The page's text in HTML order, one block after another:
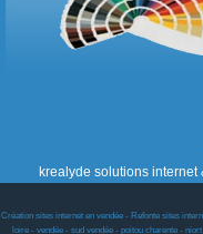
krealyde solutions
Création sites internet en vendée - Refonte sites
loire - vendée - sud vendée - poitou charente -